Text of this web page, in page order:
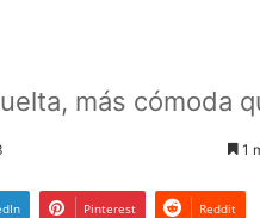
más cómoda
1
Pinterest Reddit